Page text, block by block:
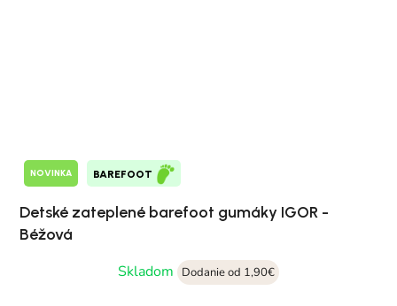
NOVINKA BAREFOOT
Detské zateplené barefoot gumáky IGOR -
Béžová
Skladom
Dodanie od 1,90€